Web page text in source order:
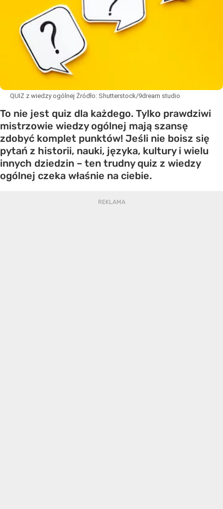
QUIZ z wiedzy ogólnej Źródło: Shutterstock/9dream studio
To nie jest quiz dla każdego. Tylko prawdziwi
mistrzowie wiedzy ogólnej mają szansę
zdobyć komplet punktów! Jeśli nie boisz się
pytań z historii, nauki, języka, kultury i wielu
innych dziedzin – ten trudny quiz z wiedzy
ogólnej czeka właśnie na ciebie.